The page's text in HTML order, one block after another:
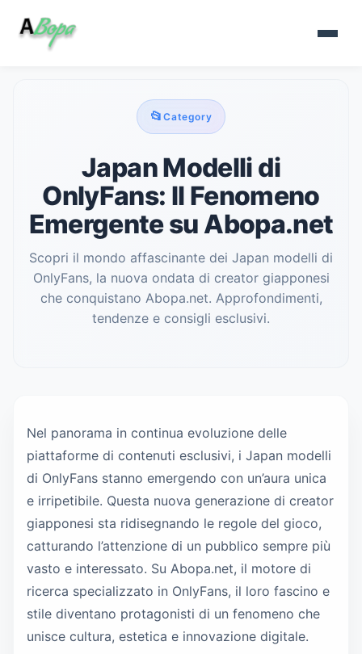
📂Category
Japan Modelli di
OnlyFans: Il Fenomeno
Emergente su Abopa.net
Scopri il mondo affascinante dei Japan modelli di
OnlyFans, la nuova ondata di creator giapponesi
che conquistano Abopa.net. Approfondimenti,
tendenze e consigli esclusivi.
Nel panorama in continua evoluzione delle
piattaforme di contenuti esclusivi, i Japan modelli
di OnlyFans stanno emergendo con un’aura unica
e irripetibile. Questa nuova generazione di creator
giapponesi sta ridisegnando le regole del gioco,
catturando l’attenzione di un pubblico sempre più
vasto e interessato. Su Abopa.net, il motore di
ricerca specializzato in OnlyFans, il loro fascino e
stile diventano protagonisti di un fenomeno che
unisce cultura, estetica e innovazione digitale.